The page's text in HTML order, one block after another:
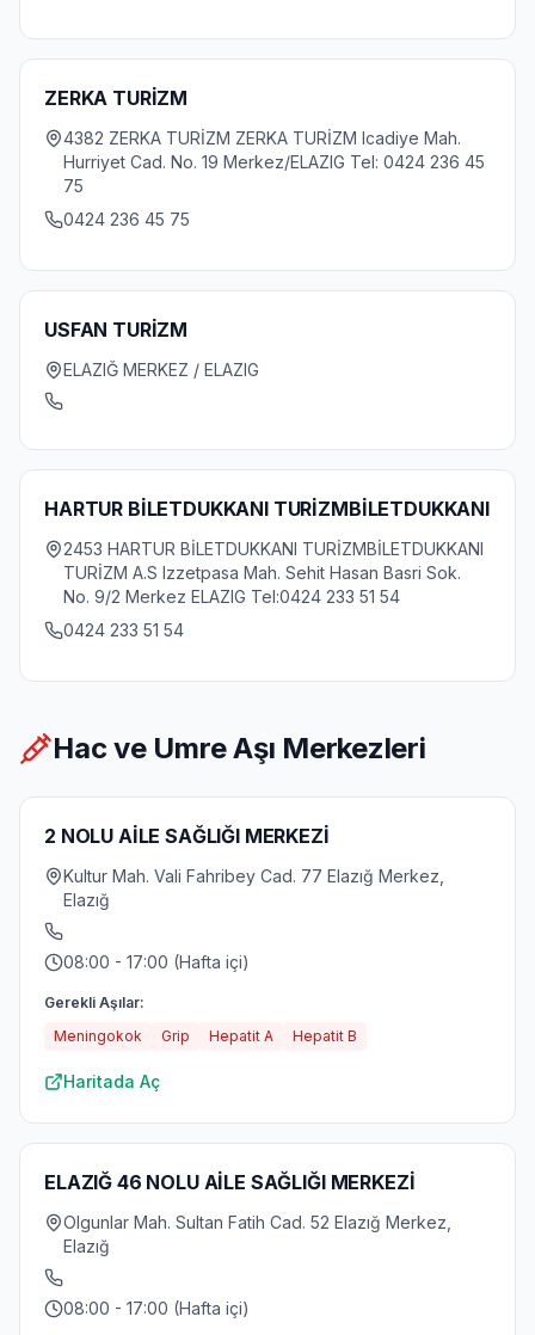
ZERKA TURİZM
4382 ZERKA TURİZM ZERKA TURİZM Icadiye Mah.
Hurriyet Cad. No. 19 Merkez/ELAZIG Tel: 0424 236 45
75
0424 236 45 75
USFAN TURİZM
ELAZIĞ MERKEZ / ELAZIG
HARTUR BİLETDUKKANI TURİZMBİLETDUKKANI
2453 HARTUR BİLETDUKKANI TURİZMBİLETDUKKANI
TURİZM A.S Izzetpasa Mah. Sehit Hasan Basri Sok.
No. 9/2 Merkez ELAZIG Tel:0424 233 51 54
0424 233 51 54
Hac ve Umre Aşı Merkezleri
2 NOLU AİLE SAĞLIĞI MERKEZİ
Kultur Mah. Vali Fahribey Cad. 77 Elazığ Merkez,
Elazığ
08:00 - 17:00 (Hafta içi)
Gerekli Aşılar:
Meningokok
Grip Hepatit A Hepatit B
Haritada Aç
ELAZIĞ 46 NOLU AİLE SAĞLIĞI MERKEZİ
Olgunlar Mah. Sultan Fatih Cad. 52 Elazığ Merkez,
Elazığ
08:00 - 17:00 (Hafta içi)